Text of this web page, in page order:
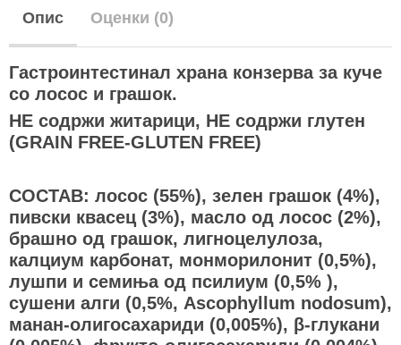
Опис Оценки (0)
Гастроинтестинал храна конзерва за куче
со лосос и грашок.
НE содржи житарици, НЕ содржи глутен
(GRAIN FREE-GLUTEN FREE)
СОСТАВ: лосос (55%), зелен грашок (4%),
пивски квасец (3%), масло од лосос (2%),
брашно од грашок, лигноцелулоза,
калциум карбонат, монморилонит (0,5%),
лушпи и семиња од псилиум (0,5% ),
сушени алги (0,5%, Ascophyllum nodosum),
манан-олигосахариди (0,005%), β-глукани